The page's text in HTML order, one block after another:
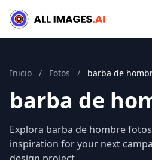
Inicio / Fotos / barba de
barba de
Explora barba de hombre
inspiration for your next